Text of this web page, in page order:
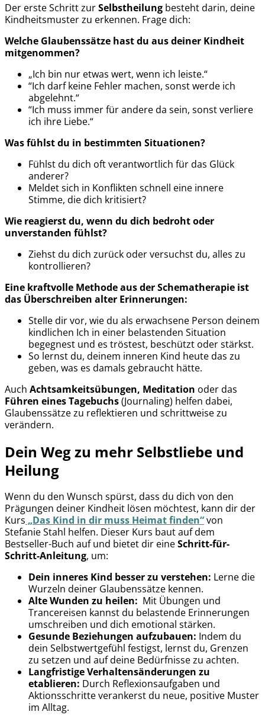
Der erste Schritt zurSelbstheilung besteht darin, deine
Kindheitsmuster zu erkennen. Frage dich:
Welche Glaubenssätze hast du aus deiner Kindheit
mitgenommen?
„Ich bin nur etwas wert, wenn ich leiste.“
“Ich darf keine Fehler machen, sonst werde ich
abgelehnt.“
“Ich muss immer für andere da sein, sonst verliere
ich ihre Liebe.“
Was fühlst du in bestimmten Situationen?
Fühlst du dich oft verantwortlich für das Glück
anderer?
Meldet sich in Konflikten schnell eine innere
Stimme, die dich kritisiert?
Wie reagierst du, wenn du dich bedroht oder
unverstanden fühlst?
Ziehst du dich zurück oder versuchst du, alles zu
kontrollieren?
Eine kraftvolle Methodeaus der Schematherapie ist
das Überschreiben alter Erinnerungen:
Stelle dir vor, wie du als erwachsene Person deinem
kindlichen Ich in einer belastenden Situation
begegnest und es tröstest, beschützt oder stärkst.
So lernst du, deinem inneren Kind heute das zu
geben, was es damals gebraucht hätte.
Auch Achtsamkeitsübungen, Meditation oder das
Führen eines Tagebuchs(Journaling) helfen dabei,
Glaubenssätze zu reflektieren und schrittweise zu
verändern.
Dein Weg zu mehr Selbstliebe und
Heilung
Wenn du den Wunsch spürst, dass du dich von den
Prägungen deiner Kindheit lösen möchtest, kann dir der
Kurs „Das Kind in dir muss Heimat finden“von
Stefanie Stahl helfen. Dieser Kurs baut auf dem
Bestseller-Buch auf und bietet dir eineSchritt-für-
Schritt-Anleitung, um:
Dein inneres Kind besser zu verstehen: Lerne die
Wurzeln deiner Glaubenssätze kennen.
Alte Wunden zu heilen: Mit Übungen und
Trancereisen kannst du belastende Erinnerungen
umschreiben und dich emotional stärken.
Gesunde Beziehungen aufzubauen: Indem du
dein Selbstwertgefühl festigst, lernst du, Grenzen
zu setzen und auf deine Bedürfnisse zu achten.
Langfristige Verhaltensänderungen zu
etablieren: Durch Reflexionsaufgaben und
Aktionsschritte verankerst du neue, positive Muster
im Alltag.